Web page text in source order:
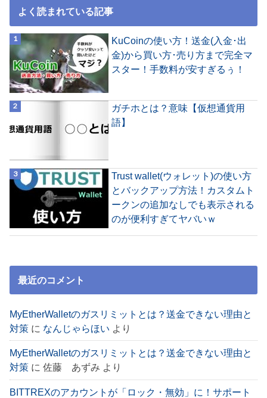
よく読まれている記事
KuCoinの使い方！送金(入金･出
金)から買い方･売り方まで完全マ
スター！手数料が安すぎるぅ！
ガチホとは？意味【仮想通貨用
語】
Trust wallet(ウォレット)の使い方
とバックアップ方法！カスタムト
ークンの追加なしでも表示される
のが便利すぎてヤバいｗ
最近のコメント
MyEtherWalletのガスリミットとは？送金できない理由と
対策 に なんじゃらほい より
MyEtherWalletのガスリミットとは？送金できない理由と
対策 に佐藤 あずみ より
BITTREXのアカウントが「ロック・無効」に！サポート